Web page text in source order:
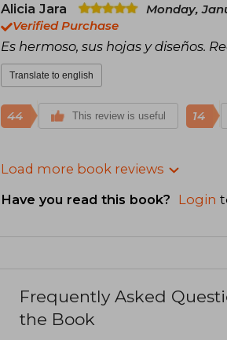
Alicia Jara
Monday,
Verified Purchase
Es hermoso, sus hojas y diseños.
Translate to english
44 This review is useful 14
Load more book reviews
Have you read this book? Login
Frequently Asked
the Book